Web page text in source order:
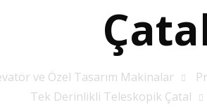
ve Özel Tasarım Makinalar
Tek Derinlikli Teleskopik Çatal